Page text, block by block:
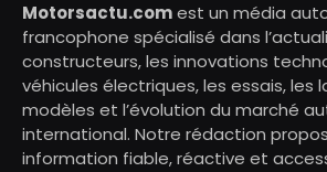
Motorsactu.comest un média
francophone spécialisé dans
constructeurs, les innovations
véhicules électriques, les essais, les
modèles et l’évolution du marché
international. Notre rédaction
information fiable, réactive et